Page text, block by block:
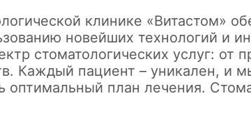
клинике «Витастом»
новейших технологий и
стоматологических услуг: от
Каждый пациент – уникален, и
оптимальный план лечения.